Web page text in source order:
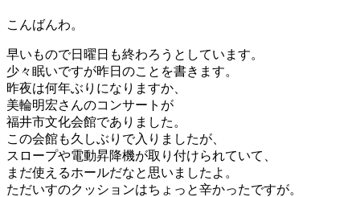
こんばんわ。
早いもので日曜日も終わろうとしています。
少々眠いですが昨日のことを書きます。
昨夜は何年ぶりになりますか、
美輪明宏さんのコンサートが
福井市文化会館でありました。
この会館も久しぶりで入りましたが、
スロープや電動昇降機が取り付けられていて、
まだ使えるホールだなと思いましたよ。
ただいすのクッションはちょっと辛かったですが。